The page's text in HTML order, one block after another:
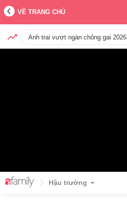
VỀ TRANG CHỦ
Anh trai vượt ngàn chông gai 2026
Hậu trường